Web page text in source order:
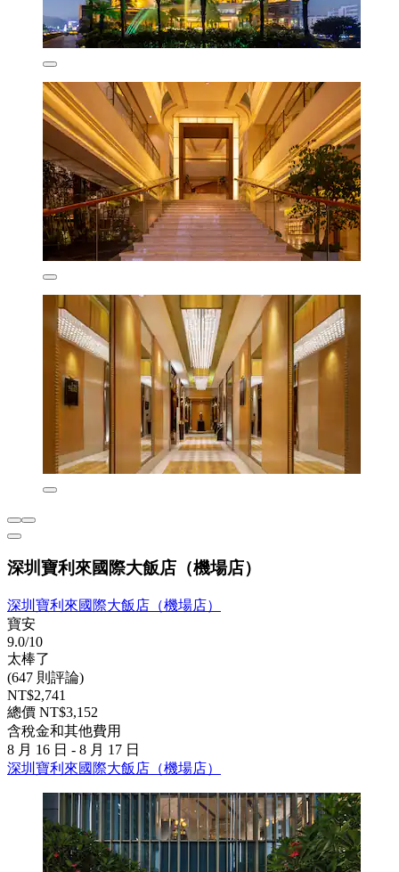
深圳寶利來國際大飯店（機場店）
深圳寶利來國際大飯店（機場店）
寶安
9.0/10
太棒了
(647 則評論)
NT$2,741
總價 NT$3,152
含稅金和其他費用
8 月 16 日 - 8 月 17 日
深圳寶利來國際大飯店（機場店）